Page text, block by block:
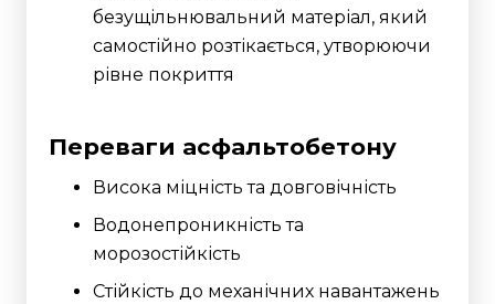
безущільнювальний матеріал, який
самостійно розтікається, утворюючи
рівне покриття
Переваги асфальтобетону
Висока міцність та довговічність
Водонепроникність та
морозостійкість
Стійкість до механічних навантажень